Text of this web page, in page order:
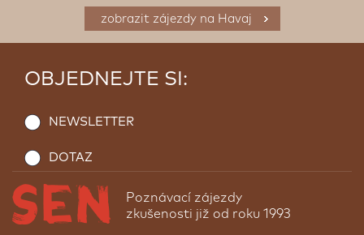
zobrazit zájezdy na Havaj
OBJEDNEJTE SI:
NEWSLETTER
DOTAZ
Poznávací zájezdy
zkušenosti již od roku 1993